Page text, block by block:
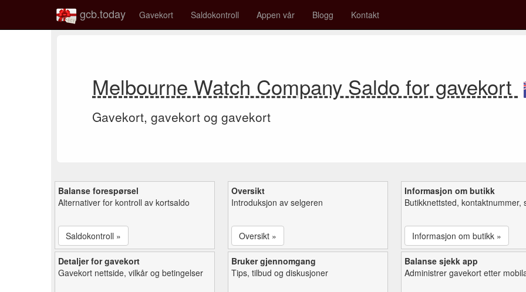
gcb.today Gavekort Saldokontroll Appen vår Blogg Kontakt
Melbourne Watch Company Saldo for gavekort
Gavekort, gavekort og gavekort
Balanse forespørsel
Alternativer for kontroll av kortsaldo
Saldokontroll »
Oversikt
Introduksjon av selgeren
Oversikt »
Informasjon om butikk
Butikknettsted, kontaktnummer,
Informasjon om butikk »
Detaljer for gavekort
Gavekort nettside, vilkår og betingelser
Bruker gjennomgang
Tips, tilbud og diskusjoner
Balanse sjekk app
Administrer gavekort etter